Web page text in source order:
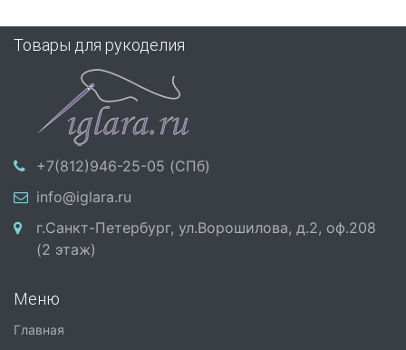
Товары для рукоделия
+7(812)946-25-05 (СПб)
info@iglara.ru
г.Санкт-Петербург, ул.Ворошилова, д.2, оф.208
(2 этаж)
Меню
Главная